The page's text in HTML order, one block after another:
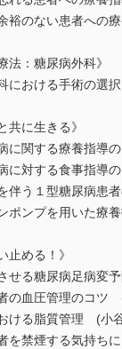
裕のない患者への
法：糖尿病外科》
における手術の選
共に生きる》
に関する療養指導
に対する食事指導
伴う１型糖尿病患
ポンプを用いた療
止める！》
せる糖尿病足病変
の血圧管理のコツ
ける脂質管理 (小
を禁煙する気持ち